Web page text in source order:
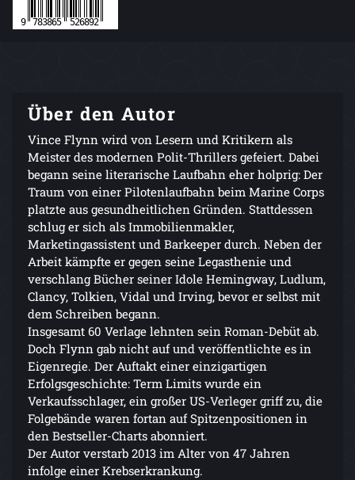
Über den Autor
Vince Flynn wird von Lesern und Kritikern als
Meister des modernen Polit-Thrillers gefeiert. Dabei
begann seine literarische Laufbahn eher holprig: Der
Traum von einer Pilotenlaufbahn beim Marine Corps
platzte aus gesundheitlichen Gründen. Stattdessen
schlug er sich als Immobilienmakler,
Marketingassistent und Barkeeper durch. Neben der
Arbeit kämpfte er gegen seine Legasthenie und
verschlang Bücher seiner Idole Hemingway, Ludlum,
Clancy, Tolkien, Vidal und Irving, bevor er selbst mit
dem Schreiben begann.
Insgesamt 60 Verlage lehnten sein Roman-Debüt ab.
Doch Flynn gab nicht auf und veröffentlichte es in
Eigenregie. Der Auftakt einer einzigartigen
Erfolgsgeschichte: Term Limits wurde ein
Verkaufsschlager, ein großer US-Verleger griff zu, die
Folgebände waren fortan auf Spitzenpositionen in
den Bestseller-Charts abonniert.
Der Autor verstarb 2013 im Alter von 47 Jahren
infolge einer Krebserkrankung.